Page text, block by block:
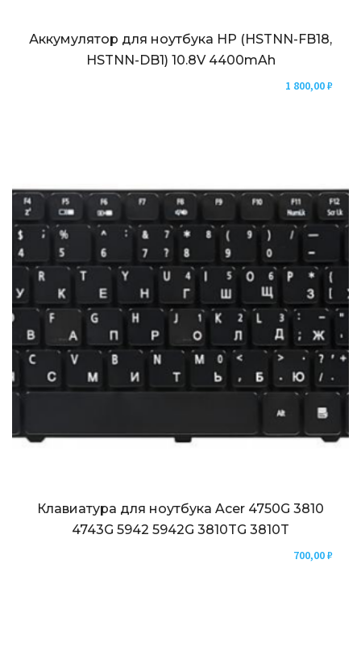
Аккумулятор для ноутбука HP (HSTNN-FB18,
HSTNN-DB1) 10.8V 4400mAh
1 800,00₽
Клавиатура для ноутбука Acer 4750G 3810
4743G 5942 5942G 3810TG 3810T
700,00₽